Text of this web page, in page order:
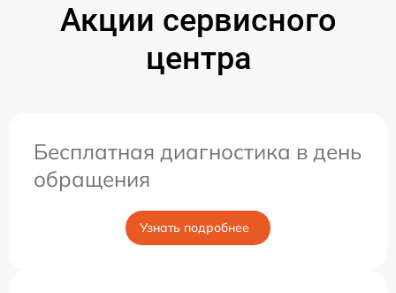
Акции сервисного
центра
Бесплатная диагностика в день
обращения
Узнать подробнее